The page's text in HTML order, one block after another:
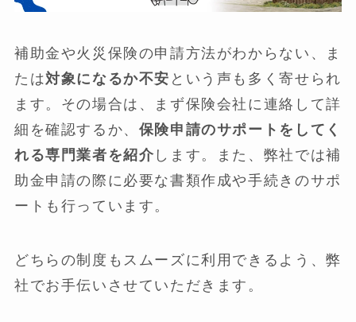
補助金や火災保険の申請方法がわからない、ま
たは対象になるか不安 という声も多く寄せられ
ます。その場合は、まず保険会社に連絡して詳
細を確認するか、 保険申請のサポートをしてく
れる専門業者を紹介 します。また、弊社では補
助金申請の際に必要な書類作成や手続きのサポ
ートも行っています。
どちらの制度もスムーズに利用できるよう、弊
社でお手伝いさせていただきます。